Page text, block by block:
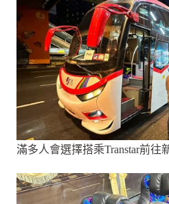
滿多人會選擇搭乘Transtar前往